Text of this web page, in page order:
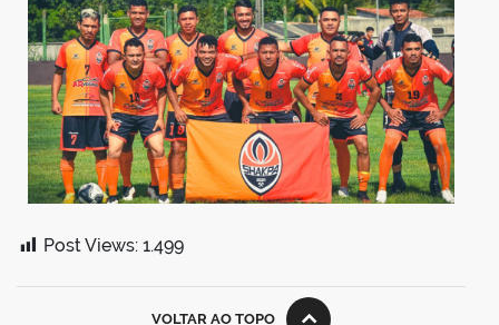
Post Views: 1.499
VOLTAR AO TOPO